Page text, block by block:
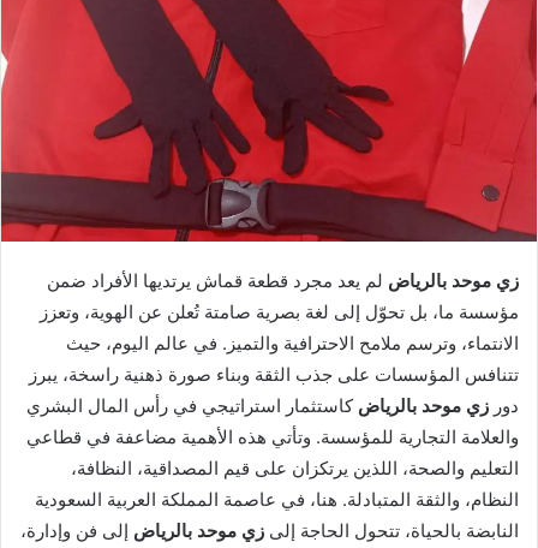
زي موحد بالرياض لم يعد مجرد قطعة قماش يرتديها الأفراد ضمن
مؤسسة ما، بل تحوّل إلى لغة بصرية صامتة تُعلن عن الهوية، وتعزز
الانتماء، وترسم ملامح الاحترافية والتميز. في عالم اليوم، حيث
تتنافس المؤسسات على جذب الثقة وبناء صورة ذهنية راسخة، يبرز
دور زي موحد بالرياض كاستثمار استراتيجي في رأس المال البشري
والعلامة التجارية للمؤسسة. وتأتي هذه الأهمية مضاعفة في قطاعي
التعليم والصحة، اللذين يرتكزان على قيم المصداقية، النظافة،
النظام، والثقة المتبادلة. هنا، في عاصمة المملكة العربية السعودية
النابضة بالحياة، تتحول الحاجة إلى زي موحد بالرياض إلى فن وإدارة،